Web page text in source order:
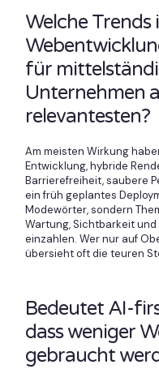
Welche Trends
für
Unternehmen
relevantesten?
Am meisten Wirkung
Entwicklung, hybride
Barrierefreiheit, saubere
ein früh geplantes
Modewörter, sondern
Wartung, Sichtbarkeit
einzahlen. Wer nur auf
übersieht oft die teuren
Bedeutet AI-
dass weniger
gebraucht